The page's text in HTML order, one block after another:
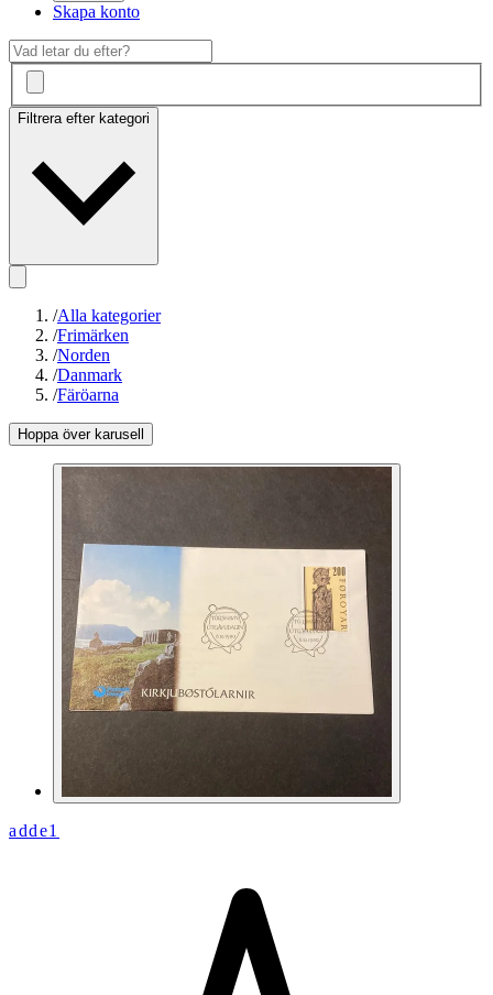
Skapa konto
Filtrera efter kategori
/Alla kategorier
/Frimärken
/Norden
/Danmark
/Färöarna
Hoppa över karusell
adde1